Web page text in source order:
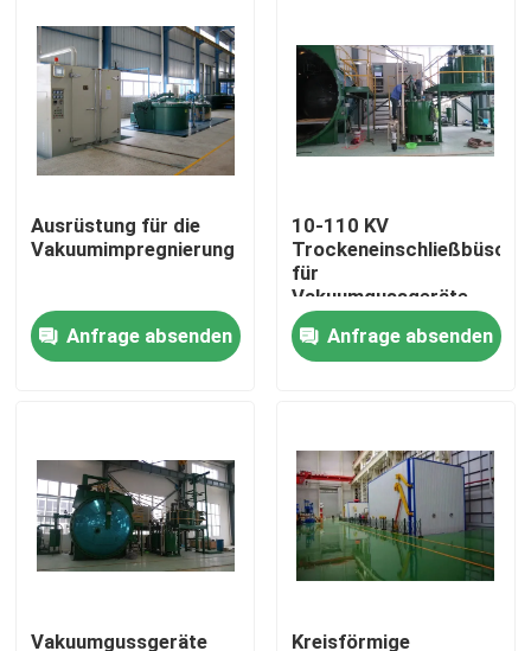
Produkte
Über uns
Qualitätskontrolle
Kontakt
Transformatorwickelmaschine
Transformatoröl-Verarbeitungsausrüstung
Transformatoröfen
Ausrüstung für die
Vakuumimpregnierung
Anfrage absenden
10-110 KV
Trockeneinschließbüsche
für
Vakuumgussgeräte
Anfrage absenden
Vakuumgussgeräte Kreisförmige